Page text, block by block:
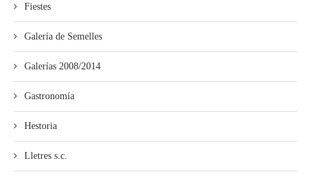
Fiestes
Galería de Semelles
Galerías 2008/2014
Gastronomía
Hestoria
Lletres s.c.